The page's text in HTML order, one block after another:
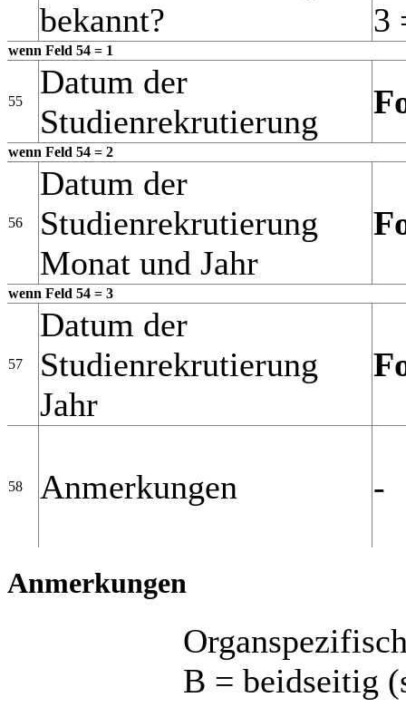
bekannt?
3
wenn Feld 54 = 1
55
Datum der
Studienrekrutierung
wenn Feld 54 = 2
56
Datum der
Studienrekrutierung
Monat und Jahr
wenn Feld 54 = 3
57
Datum der
Studienrekrutierung
Jahr
58 Anmerkungen -
Anmerkungen
B = beidseitig